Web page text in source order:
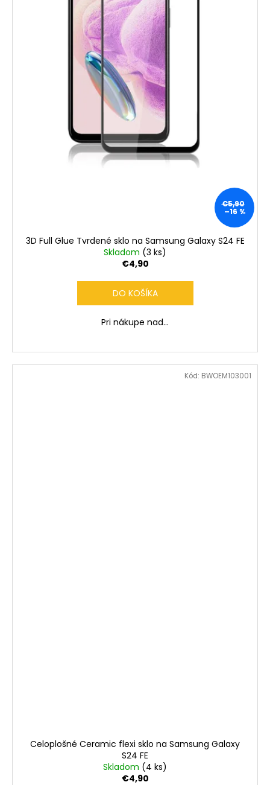
€5,90
–16 %
3D Full Glue Tvrdené sklo na Samsung Galaxy S24 FE
Skladom (3 ks)
€4,90
DO KOŠÍKA
Pri nákupe nad...
Celoplošné Ceramic flexi sklo na Samsung Galaxy
S24 FE
Skladom (4 ks)
€4,90
Kód: BWOEM103001